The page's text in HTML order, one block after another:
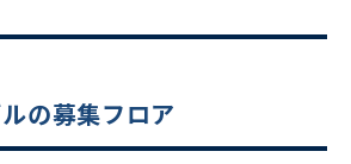
の募集フロア